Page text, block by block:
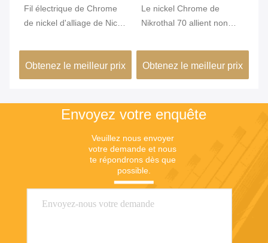
Fil électrique de Chrome
de nickel d'alliage de Nicr
6j22
Obtenez le meilleur prix
Le nickel Chrome de
Nikrothal 70 allient non
Obtenez le meilleur prix
Envoyez votre enquête
Veuillez nous envoyer
votre demande et nous
te répondrons dès que
possible.